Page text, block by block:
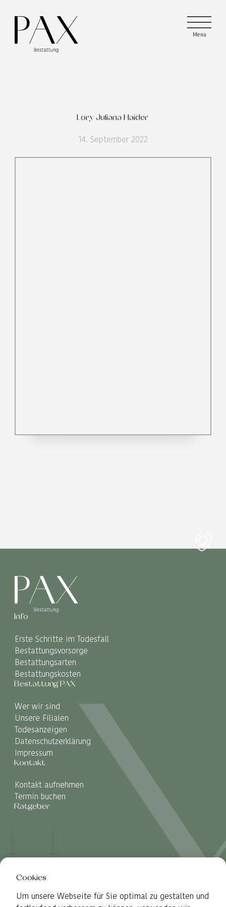
Menu
Menu
Menu
Lory Juliana Haider
14. September 2022
Info
Erste Schritte im Todesfall
Bestattungsvorsorge
Bestattungsarten
Bestattungskosten
Bestattung PAX
Wer wir sind
Unsere Filialen
Todesanzeigen
Datenschutzerklärung
Impressum
Kontakt
Kontakt aufnehmen
Termin buchen
Ratgeber
Cookies
Um unsere Webseite für Sie optimal zu gestalten und